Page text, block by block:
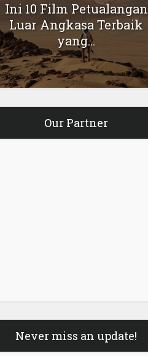
Ini 10 Film Petualangan
Luar Angkasa Terbaik
yang...
Our Partner
Never miss an update!